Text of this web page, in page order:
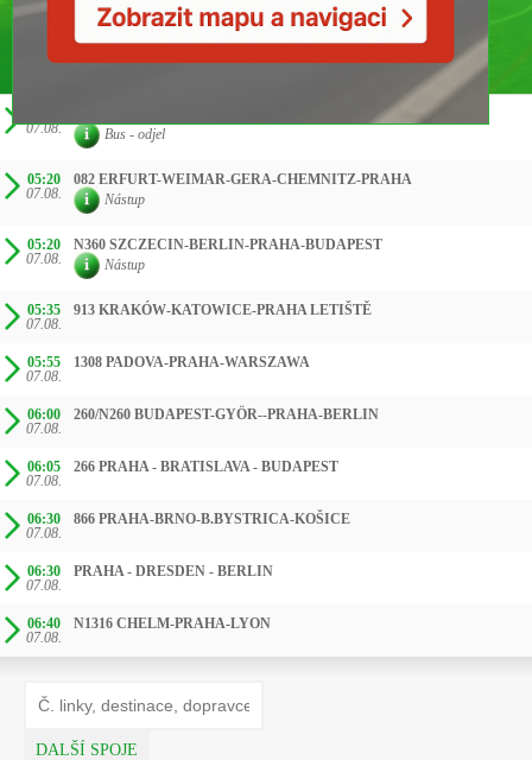
07.08.
260/N260 BUDAPEST-GYÖR--PRAHA-BERLIN
Bus - odjel
05:20
07.08.
082 ERFURT-WEIMAR-GERA-CHEMNITZ-PRAHA
Nástup
05:20
07.08.
N360 SZCZECIN-BERLIN-PRAHA-BUDAPEST
Nástup
05:35
07.08.
913 KRAKÓW-KATOWICE-PRAHA LETIŠTĚ
05:55
07.08.
1308 PADOVA-PRAHA-WARSZAWA
06:00
07.08.
260/N260 BUDAPEST-GYÖR--PRAHA-BERLIN
06:05
07.08.
266 PRAHA - BRATISLAVA - BUDAPEST
06:30
07.08.
866 PRAHA-BRNO-B.BYSTRICA-KOŠICE
06:30
07.08.
PRAHA - DRESDEN - BERLIN
06:40
07.08.
N1316 CHELM-PRAHA-LYON
DALŠÍ SPOJE